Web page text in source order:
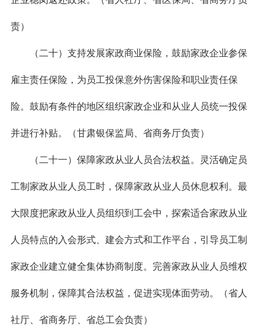
责）
（二十）支持发展家政商业保险，鼓励家政企业参保
雇主责任保险，为员工投保意外伤害保险和职业责任保
险。鼓励有条件的地区组织家政企业和从业人员统一投保
并进行补贴。（甘肃银保监局、省商务厅负责）
（二十一）保障家政从业人员合法权益。灵活确定员
工制家政从业人员工时，保障家政从业人员休息权利。最
大限度把家政从业人员组织到工会中，探索适合家政从业
人员特点的入会形式、建会方式和工作平台，引导员工制
家政企业建立健全集体协商制度。完善家政从业人员维权
服务机制，保障其合法权益，促进实现体面劳动。（省人
社厅、省商务厅、省总工会负责）